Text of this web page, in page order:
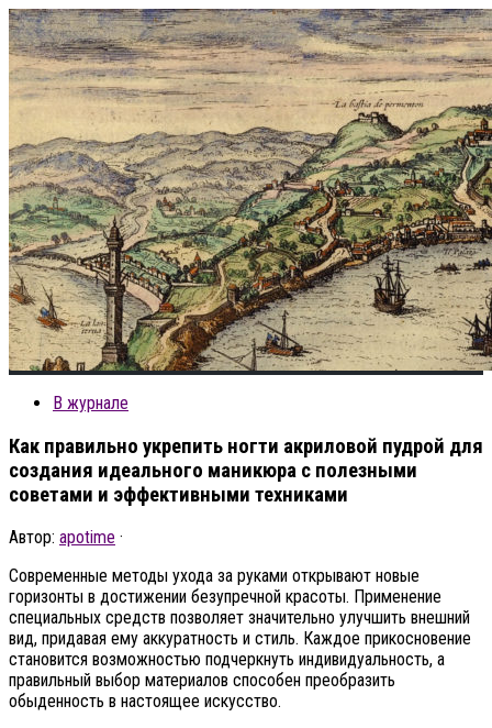
В журнале
Как правильно укрепить ногти акриловой пудрой для
создания идеального маникюра с полезными
советами и эффективными техниками
Автор: apotime ·
Современные методы ухода за руками открывают новые
горизонты в достижении безупречной красоты. Применение
специальных средств позволяет значительно улучшить внешний
вид, придавая ему аккуратность и стиль. Каждое прикосновение
становится возможностью подчеркнуть индивидуальность, а
правильный выбор материалов способен преобразить
обыденность в настоящее искусство.